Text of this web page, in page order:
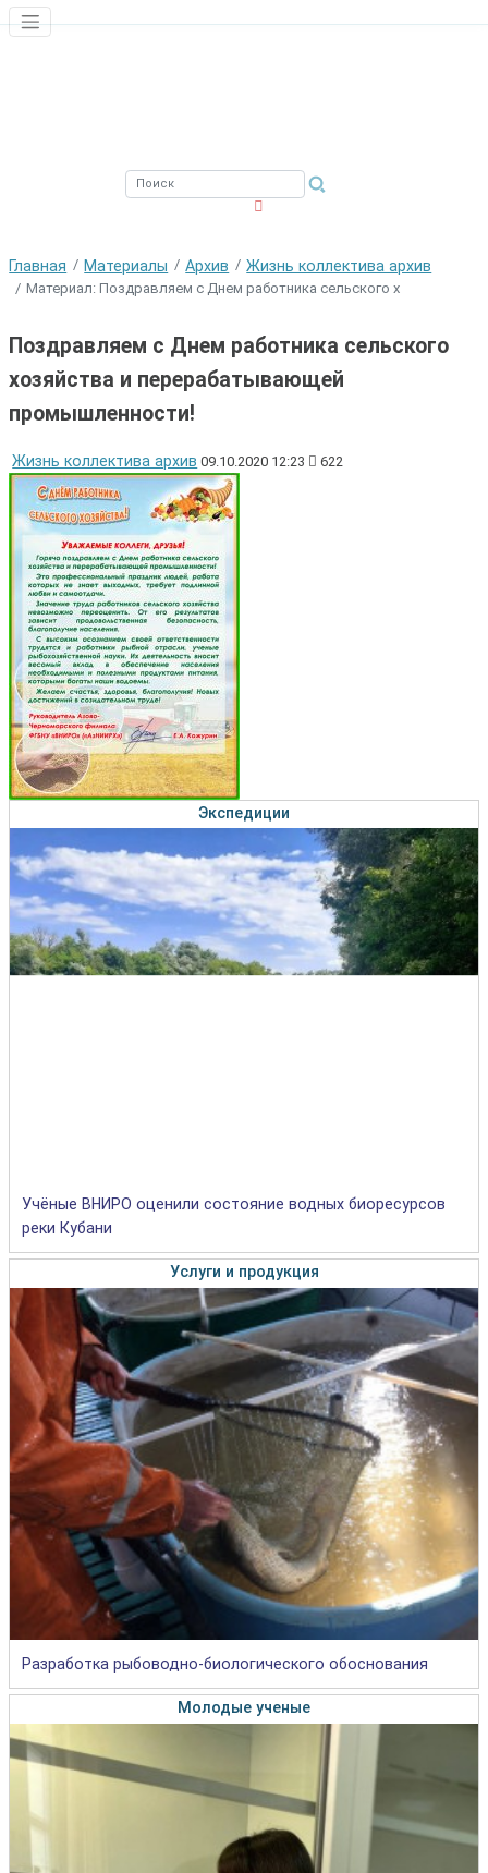
Главная Материалы Архив Жизнь коллектива архив
Материал: Поздравляем с Днем работника сельского х
Поздравляем с Днем работника сельского
хозяйства и перерабатывающей
промышленности!
Жизнь коллектива архив 09.10.2020 12:23 622
Экспедиции
Учёные ВНИРО оценили состояние водных биоресурсов
реки Кубани
Услуги и продукция
Разработка рыбоводно-биологического обоснования
Молодые ученые